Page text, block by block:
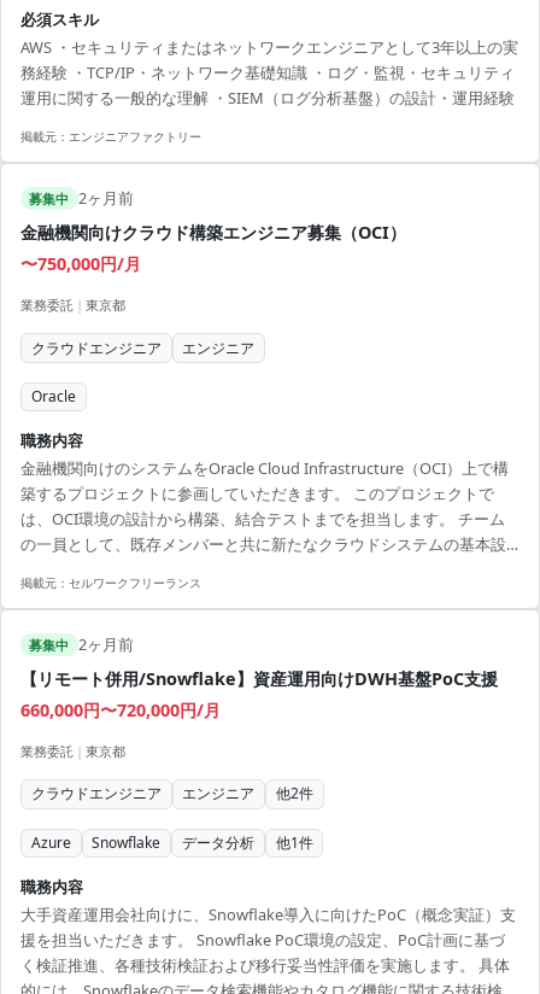
を目的とした相関分析やログ分析支援、技術問い合わせ対応、トレー
ニングやナレッジ共有なども担当いただきます。 【技術スタック】 ・
クラウド：AWS ・クラウド：Azure ・クラウド：GCP ・開発言語：
Python ・OS：Linux ・ネットワーク：TCP/IP ・その他：SIEM / ログ
分析基盤 / セキュリ...
必須スキル
AWS ・セキュリティまたはネットワークエンジニアとして3年以上の実
務経験 ・TCP/IP・ネットワーク基礎知識 ・ログ・監視・セキュリティ
運用に関する一般的な理解 ・SIEM（ログ分析基盤）の設計・運用経験
掲載元： エンジニアファクトリー
募集中 2ヶ月前
金融機関向けクラウド構築エンジニア募集（OCI）
〜750,000円/月
業務委託 | 東京都
クラウドエンジニア エンジニア
Oracle
職務内容
金融機関向けのシステムをOracle Cloud Infrastructure（OCI）上で構
築するプロジェクトに参画していただきます。 このプロジェクトで
は、OCI環境の設計から構築、結合テストまでを担当します。 チーム
の一員として、既存メンバーと共に新たなクラウドシステムの基本設
設計・構築経験があり、積極的にOCI関連の知識を習得する意欲のある
キュメントの作成、環境の検証、詳細設計、構築、テスト対応が含ま
れます。 金融機関特有のセキュリティや規制を考慮しながら、質の高
掲載元： セルワークフリーランス
募集中 2ヶ月前
【リモート併用/Snowflake】資産運用向けDWH基盤PoC支援
660,000円〜720,000円/月
業務委託 | 東京都
クラウドエンジニア エンジニア 他2件
Azure Snowflake データ分析 他1件
職務内容
大手資産運用会社向けに、Snowflake導入に向けたPoC（概念実証）支
援を担当いただきます。 Snowflake PoC環境の設定、PoC計画に基づ
く検証推進、各種技術検証および移行妥当性評価を実施します。 具体